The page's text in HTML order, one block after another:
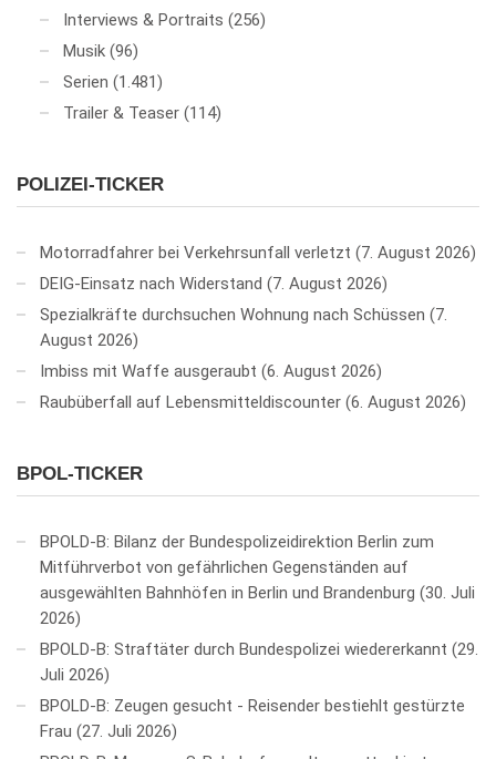
Interviews & Portraits (256)
Musik (96)
Serien (1.481)
Trailer & Teaser (114)
POLIZEI-TICKER
Motorradfahrer bei Verkehrsunfall verletzt
7. August 2026
DEIG-Einsatz nach Widerstand
7. August 2026
Spezialkräfte durchsuchen Wohnung nach Schüssen
7.
August 2026
Imbiss mit Waffe ausgeraubt 6. August 2026
Raubüberfall auf Lebensmitteldiscounter 6. August 2026
BPOL-TICKER
BPOLD-B: Bilanz der Bundespolizeidirektion Berlin zum
Mitführverbot von gefährlichen Gegenständen auf
ausgewählten Bahnhöfen in Berlin und Brandenburg 30. Juli
2026
BPOLD-B: Straftäter durch Bundespolizei wiedererkannt
29.
Juli 2026
BPOLD-B: Zeugen gesucht - Reisender bestiehlt gestürzte
Frau
27. Juli 2026